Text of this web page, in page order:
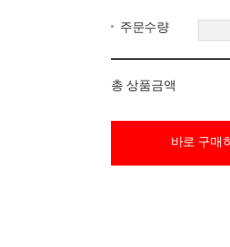
주문수량
총 상품금액
바로 구매